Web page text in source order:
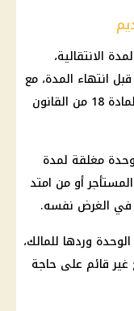
الانتقالية،
انتهاء المدة، مع
عدم الإخلال بأسباب الإخلاء الواردة في المادة 18 من القانون
مغلقة لمدة
أو من امتد
في الغرض نفسه.
وردها للمالك،
غير قائم على حاجة